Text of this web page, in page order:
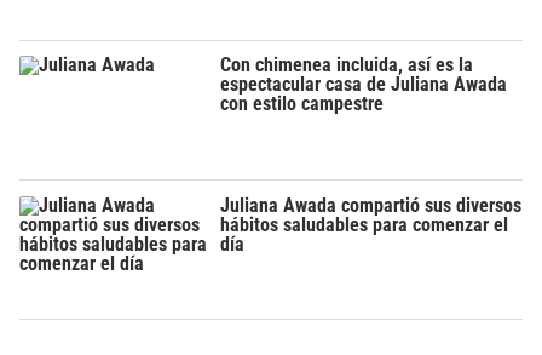
Con chimenea incluida, así es la
espectacular casa de Juliana Awada
con estilo campestre
Juliana Awada compartió sus diversos
hábitos saludables para comenzar el
día